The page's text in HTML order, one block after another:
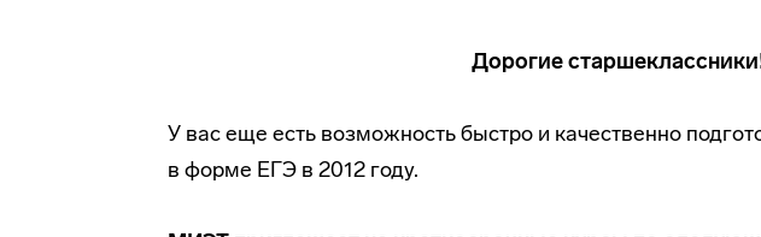
Дорогие
У вас еще есть возможность быстро и качественно
в форме ЕГЭ в 2012 году.